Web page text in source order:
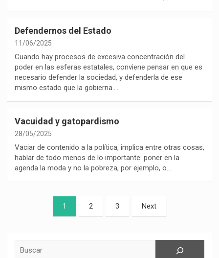
Defendernos del Estado
11/06/2025
Cuando hay procesos de excesiva concentración del
poder en las esferas estatales, conviene pensar en que es
necesario defender la sociedad, y defenderla de ese
mismo estado que la gobierna.…
Vacuidad y gatopardismo
28/05/2025
Vaciar de contenido a la política, implica entre otras cosas,
hablar de todo menos de lo importante: poner en la
agenda la moda y no la pobreza, por ejemplo, o…
Paginación1 2 3 Next